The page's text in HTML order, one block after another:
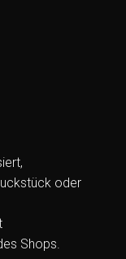
oder
Shops.